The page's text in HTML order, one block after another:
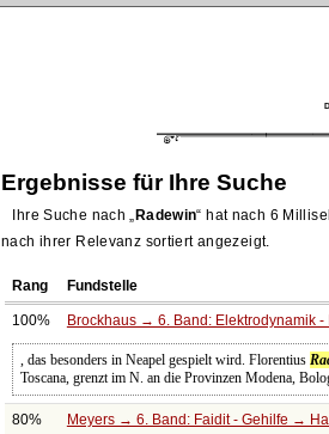
Ergebnisse für Ihre Suche
Ihre Suche nach Radewin hat nach 6
nach ihrer Relevanz sortiert angezeigt.
Rang Fundstelle
100% Brockhaus → 6. Band: Elektrodynamik
, das besonders in Neapel gespielt wird. Florentius
Toscana, grenzt im N. an die Provinzen Modena,
80% Meyers → 6. Band: Faidit - Gehilfe →